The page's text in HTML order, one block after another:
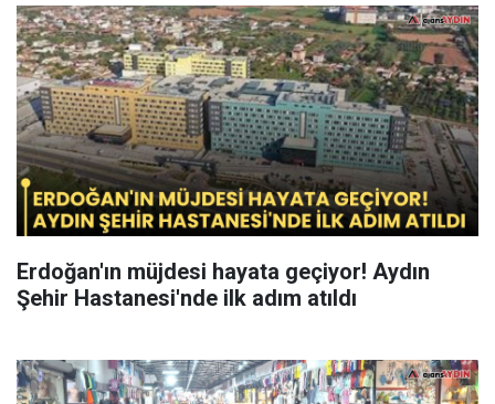
Erdoğan'ın müjdesi hayata geçiyor! Aydın
Şehir Hastanesi'nde ilk adım atıldı